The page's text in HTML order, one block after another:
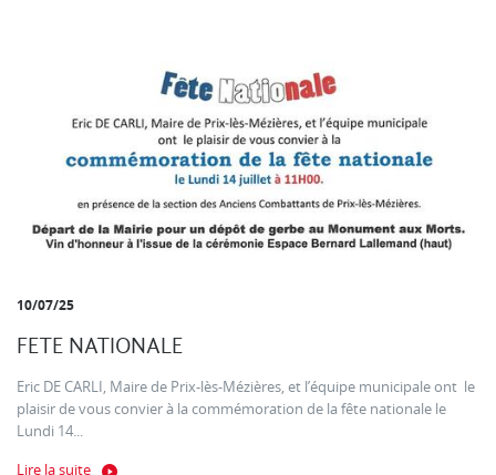
10/07/25
FETE NATIONALE
Eric DE CARLI, Maire de Prix-lès-Mézières, et l’équipe municipale ont le
plaisir de vous convier à la commémoration de la fête nationale le
Lundi 14...
Lire la suite